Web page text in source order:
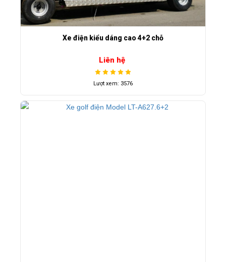
Xe điện kiểu dáng cao 4+2 chỗ
Liên hệ
Lượt xem: 3576